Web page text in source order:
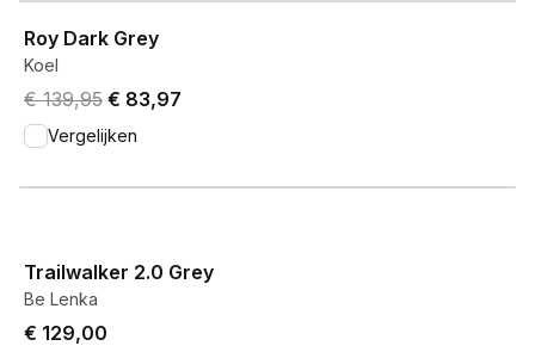
Roy Dark Grey
Koel
Original price was € 139,95.
€ 139,95 Current price is € 83,97.
€ 83,97
Vergelijken
Trailwalker 2.0 Grey
Be Lenka
€ 129,00